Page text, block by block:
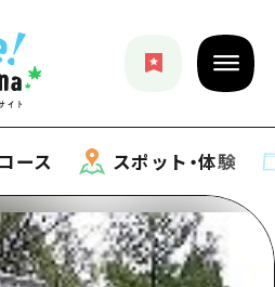
ース スポット・体験